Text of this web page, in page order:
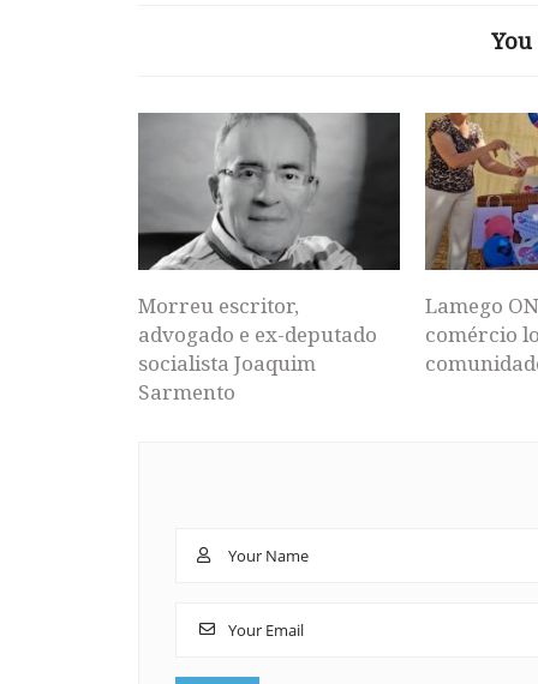
Morreu escritor,
advogado e ex-deputado
socialista Joaquim
Sarmento
Lamego
comércio